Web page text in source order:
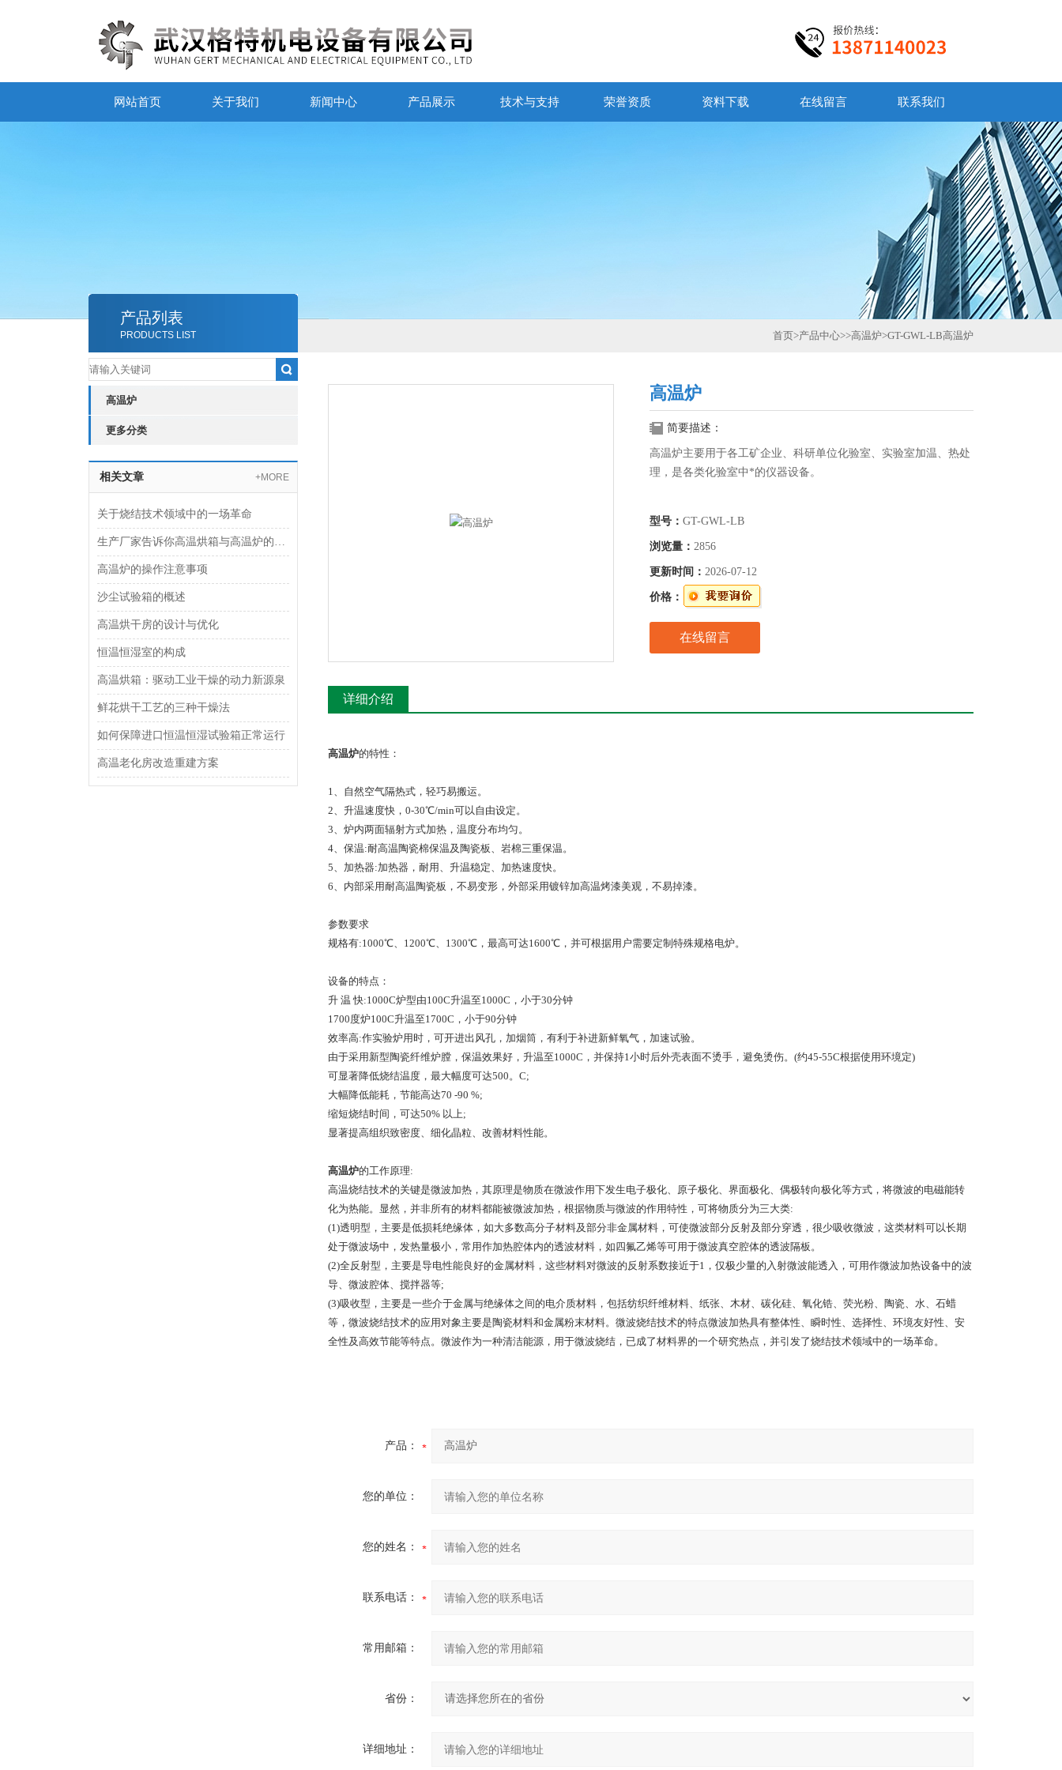
网站首页 关于我们 新闻中心 产品展示 技术与支持 荣誉资质 资料下载 在线留言 联系我们
产品列表
PRODUCTS LIST
高温炉
更多分类
相关文章 +MORE
关于烧结技术领域中的一场革命
生产厂家告诉你高温烘箱与高温炉的区别
高温炉的操作注意事项
沙尘试验箱的概述
高温烘干房的设计与优化
恒温恒湿室的构成
高温烘箱：驱动工业干燥的动力新源泉
鲜花烘干工艺的三种干燥法
如何保障进口恒温恒湿试验箱正常运行
高温老化房改造重建方案
首页>产品中心>>高温炉>GT-GWL-LB高温炉
高温炉
简要描述：
高温炉主要用于各工矿企业、科研单位化验室、实验室加温、热处
理，是各类化验室中*的仪器设备。
型号： GT-GWL-LB
浏览量： 2856
更新时间： 2026-07-12
价格：
在线留言
详细介绍
高温炉的特性：
1、自然空气隔热式，轻巧易搬运。
2、升温速度快，0-30℃/min可以自由设定。
3、炉内两面辐射方式加热，温度分布均匀。
4、保温:耐高温陶瓷棉保温及陶瓷板、岩棉三重保温。
5、加热器:加热器，耐用、升温稳定、加热速度快。
6、内部采用耐高温陶瓷板，不易变形，外部采用镀锌加高温烤漆美观，不易掉漆。
参数要求
规格有:1000℃、1200℃、1300℃，最高可达1600℃，并可根据用户需要定制特殊规格电炉。
设备的特点：
升 温 快:1000C炉型由100C升温至1000C，小于30分钟
1700度炉100C升温至1700C，小于90分钟
效率高:作实验炉用时，可开进出风孔，加烟筒，有利于补进新鲜氧气，加速试验。
由于采用新型陶瓷纤维炉膛，保温效果好，升温至1000C，并保持1小时后外壳表面不烫手，避免烫伤。(约45-55C根据使用环境定)
可显著降低烧结温度，最大幅度可达500。C;
大幅降低能耗，节能高达70 -90 %;
缩短烧结时间，可达50% 以上;
显著提高组织致密度、细化晶粒、改善材料性能。
高温炉的工作原理:
高温烧结技术的关键是微波加热，其原理是物质在微波作用下发生电子极化、原子极化、界面极化、偶极转向极化等方式，将微波的电磁能转
化为热能。显然，并非所有的材料都能被微波加热，根据物质与微波的作用特性，可将物质分为三大类:
(1)透明型，主要是低损耗绝缘体，如大多数高分子材料及部分非金属材料，可使微波部分反射及部分穿透，很少吸收微波，这类材料可以长期
处于微波场中，发热量极小，常用作加热腔体内的透波材料，如四氟乙烯等可用于微波真空腔体的透波隔板。
(2)全反射型，主要是导电性能良好的金属材料，这些材料对微波的反射系数接近于1，仅极少量的入射微波能透入，可用作微波加热设备中的波
导、微波腔体、搅拌器等;
(3)吸收型，主要是一些介于金属与绝缘体之间的电介质材料，包括纺织纤维材料、纸张、木材、碳化硅、氧化锆、荧光粉、陶瓷、水、石蜡
等，微波烧结技术的应用对象主要是陶瓷材料和金属粉末材料。微波烧结技术的特点微波加热具有整体性、瞬时性、选择性、环境友好性、安
全性及高效节能等特点。微波作为一种清洁能源，用于微波烧结，已成了材料界的一个研究热点，并引发了烧结技术领域中的一场革命。
产品：
您的单位：
您的姓名：
联系电话：
常用邮箱：
省份：
详细地址：